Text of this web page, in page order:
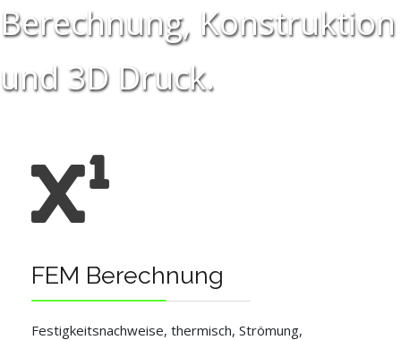
Berechnung, Konstruktion
und 3D Druck.
FEM Berechnung
Festigkeitsnachweise, thermisch, Strömung,